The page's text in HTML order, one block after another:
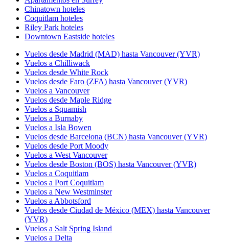
Chinatown hoteles
Coquitlam hoteles
Riley Park hoteles
Downtown Eastside hoteles
Vuelos desde Madrid (MAD) hasta Vancouver (YVR)
Vuelos a Chilliwack
Vuelos desde White Rock
Vuelos desde Faro (ZFA) hasta Vancouver (YVR)
Vuelos a Vancouver
Vuelos desde Maple Ridge
Vuelos a Squamish
Vuelos a Burnaby
Vuelos a Isla Bowen
Vuelos desde Barcelona (BCN) hasta Vancouver (YVR)
Vuelos desde Port Moody
Vuelos a West Vancouver
Vuelos desde Boston (BOS) hasta Vancouver (YVR)
Vuelos a Coquitlam
Vuelos a Port Coquitlam
Vuelos a New Westminster
Vuelos a Abbotsford
Vuelos desde Ciudad de México (MEX) hasta Vancouver
(YVR)
Vuelos a Salt Spring Island
Vuelos a Delta